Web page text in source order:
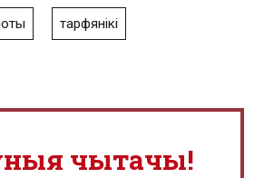
тарфянікі
чытачы!